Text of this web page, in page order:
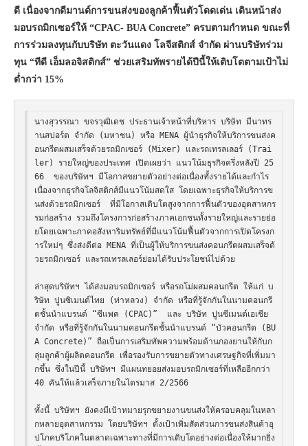
ดี เนื่องจากดีมานด์การขนส่งของลูกค้าฟื้นตัวโดดเด่น เดินหน้าส่ง
มอบรถมิกเซอร์ให้ “CPAC- BUA Concrete” ครบตามกำหนด ขณะที่
การร่วมลงทุนกับบริษัท ตะวันแดง โลจีสติกส์ จำกัด ผ่านบริษัทร่วม
ทุน “ทีดี เอ็มลอจิสติกส์” ช่วยเสริมทัพรายได้ปีนี้ให้เติบโตตามเป้าไม่
ต่ำกว่า 15%
นางสุวรรณา ขจรวุฒิเดช ประธานเจ้าหน้าที่บริหาร บริษัท มีนาทร
านสปอร์ต จำกัด (มหาชน) หรือ MENA ผู้นำธุรกิจให้บริการขนส่งค
อนกรีตผสมเสร็จด้วยรถมิกเซอร์ (Mixer) และรถเทรลเลอร์ (Trai
ler) รายใหญ่ของประเทศ เปิดเผยว่า แนวโน้มธุรกิจครึ่งหลังปี 25
66  ของบริษัทฯ มีโอกาสขยายตัวอย่างต่อเนื่องทั้งรายได้และกำไร
เนื่องจากธุรกิจโลจิสติกส์มีแนวโน้มสดใส โดยเฉพาะธุรกิจให้บริการข
นส่งด้วยรถมิกเซอร์  ที่มีโอกาสเติบโตสูงจากการฟื้นตัวของอุตสาหกร
รมก่อสร้าง รวมถึงโครงการก่อสร้างภาคเอกชนทั้งรายใหญ่และรายย่อ
ยโดยเฉพาะภาคอสังหาริมทรัพย์ที่มีแนวโน้มฟื้นตัวจากการเปิดโครงก
ารใหม่ๆ ซึ่งส่งดีต่อ MENA ที่เป็นผู้ให้บริการขนส่งคอนกรีตผสมเสร็จด้
วยรถมิกเซอร์ และรถเทรลเลอร์ย่อมได้รับประโยชน์ไปด้วย
ล่าสุดบริษัทฯ ได้ส่งมอบรถมิกเซอร์ หรือรถโม่ผสมคอนกรีต ให้แก่ บ
ริษัท ปูนซิเมนต์ไทย (ท่าหลวง) จำกัด หรือที่รู้จักกันในนามคอนกรี
ตชั้นนำแบรนด์ “ซีแพค (CPAC)”  และ บริษัท ปูนซีเมนต์เอเชีย
จำกัด หรือที่รู้จักกันในนามคอนกรีตชั้นนำแบรนด์ “บัวคอนกรีต (BU
A Concrete)” ถือเป็นการเสริมทัพความพร้อมด้านกองยานให้กับก
ลุ่มลูกค้าผู้ผลิตคอนกรีต เพื่อรองรับการขยายตัวทางเศรษฐกิจที่เพิ่มมา
กขึ้น ซึ่งในปีนี้ บริษัทฯ มีแผนทยอยส่งมอบรถมิกเซอร์ที่เหลืออีกกว่า
40 คันให้แล้วเสร็จภายในไตรมาส 2/2566
ทั้งนี้ บริษัทฯ ยังคงมีเป้าหมายรุกขยายงานขนส่งให้ครอบคลุมในหลา
กหลายอุตสาหกรรม โดยบริษัทฯ ตั้งเป้าเพิ่มสัดส่วนการขนส่งสินค้าอุ
ปโภคบริโภคในตลาดเฉพาะทางที่มีการเติบโตอย่างต่อเนื่องให้มากยิ่ง